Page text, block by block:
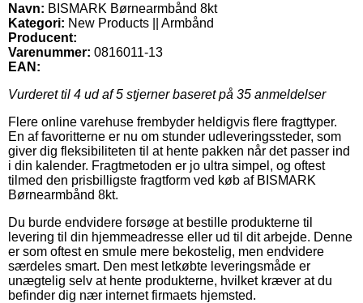
Navn: BISMARK Børnearmbånd 8kt
Kategori: New Products || Armbånd
Producent:
Varenummer: 0816011-13
EAN:
Vurderet til 4 ud af 5 stjerner baseret på 35 anmeldelser
Flere online varehuse frembyder heldigvis flere fragttyper.
En af favoritterne er nu om stunder udleveringssteder, som
giver dig fleksibiliteten til at hente pakken når det passer ind
i din kalender. Fragtmetoden er jo ultra simpel, og oftest
tilmed den prisbilligste fragtform ved køb af BISMARK
Børnearmbånd 8kt.
Du burde endvidere forsøge at bestille produkterne til
levering til din hjemmeadresse eller ud til dit arbejde. Denne
er som oftest en smule mere bekostelig, men endvidere
særdeles smart. Den mest letkøbte leveringsmåde er
unægtelig selv at hente produkterne, hvilket kræver at du
befinder dig nær internet firmaets hjemsted.